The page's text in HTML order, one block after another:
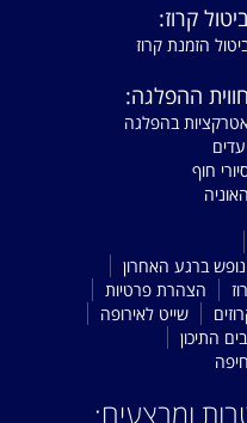
ביטול קרוז:
הזמנת קרוז
חווית ההפלגה:
בהפלגה
חוף
האוניה
ברגע האחרון
הצהרת פרטיות
שייט לאירופה
התיכון
ומבצעים: